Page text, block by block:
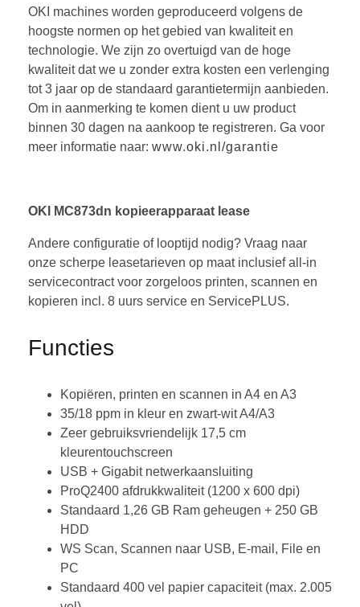
OKI machines worden geproduceerd volgens de
hoogste normen op het gebied van kwaliteit en
technologie. We zijn zo overtuigd van de hoge
kwaliteit dat we u zonder extra kosten een verlenging
tot 3 jaar op de standaard garantietermijn aanbieden.
Om in aanmerking te komen dient u uw product
binnen 30 dagen na aankoop te registreren. Ga voor
meer informatie naar: www.oki.nl/garantie
OKI MC873dn kopieerapparaat lease
Andere configuratie of looptijd nodig? Vraag naar
onze scherpe leasetarieven op maat inclusief all-in
servicecontract voor zorgeloos printen, scannen en
kopieren incl. 8 uurs service en ServicePLUS.
Functies
Kopiëren, printen en scannen in A4 en A3
35/18 ppm in kleur en zwart-wit A4/A3
Zeer gebruiksvriendelijk 17,5 cm
kleurentouchscreen
USB + Gigabit netwerkaansluiting
ProQ2400 afdrukkwaliteit (1200 x 600 dpi)
Standaard 1,26 GB Ram geheugen + 250 GB
HDD
WS Scan, Scannen naar USB, E-mail, File en
PC
Standaard 400 vel papier capaciteit (max. 2.005